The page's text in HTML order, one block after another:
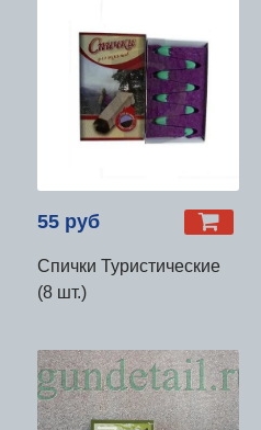
55 руб
Спички Туристические
(8 шт.)